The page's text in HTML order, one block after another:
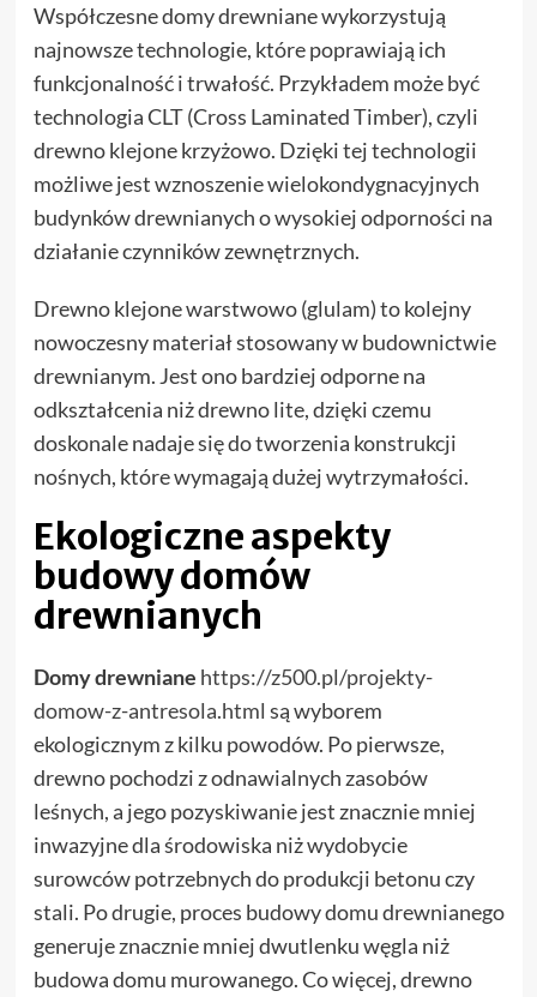
Współczesne domy drewniane wykorzystują
najnowsze technologie, które poprawiają ich
funkcjonalność i trwałość. Przykładem może być
technologia CLT (Cross Laminated Timber), czyli
drewno klejone krzyżowo. Dzięki tej technologii
możliwe jest wznoszenie wielokondygnacyjnych
budynków drewnianych o wysokiej odporności na
działanie czynników zewnętrznych.
Drewno klejone warstwowo (glulam) to kolejny
nowoczesny materiał stosowany w budownictwie
drewnianym. Jest ono bardziej odporne na
odkształcenia niż drewno lite, dzięki czemu
doskonale nadaje się do tworzenia konstrukcji
nośnych, które wymagają dużej wytrzymałości.
Ekologiczne aspekty
budowy domów
drewnianych
Domy drewniane https://z500.pl/projekty-
domow-z-antresola.html są wyborem
ekologicznym z kilku powodów. Po pierwsze,
drewno pochodzi z odnawialnych zasobów
leśnych, a jego pozyskiwanie jest znacznie mniej
inwazyjne dla środowiska niż wydobycie
surowców potrzebnych do produkcji betonu czy
stali. Po drugie, proces budowy domu drewnianego
generuje znacznie mniej dwutlenku węgla niż
budowa domu murowanego. Co więcej, drewno